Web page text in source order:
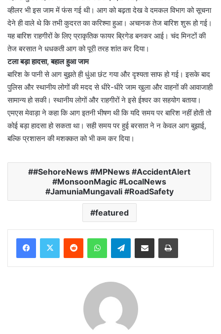
व्हीलर भी इस जाम में फंस गई थी। आग को बढ़ता देख वे दमकल विभाग को सूचना
देने ही वाले थे कि तभी कुदरत का करिश्मा हुआ। अचानक तेज बारिश शुरू हो गई।
यह बारिश राहगीरों के लिए प्राकृतिक फायर ब्रिगेड बनकर आई। चंद मिनटों की
तेज बरसात ने धधकती आग को पूरी तरह शांत कर दिया।
टला बड़ा हादसा, बहाल हुआ जाम
बारिश के पानी से आग बुझते ही धुंआ छंट गया और दृश्यता साफ हो गई। इसके बाद
पुलिस और स्थानीय लोगों की मदद से धीरे-धीरे जाम खुला और वाहनों की आवाजाही
सामान्य हो सकी। स्थानीय लोगों और राहगीरों ने इसे ईश्वर का सहयोग बताया।
एमएस मेवाड़ा ने कहा कि आग इतनी भीषण थी कि यदि समय पर बारिश नहीं होती तो
कोई बड़ा हादसा हो सकता था। सही समय पर हुई बरसात ने न केवल आग बुझाई,
बल्कि प्रशासन की मशक्कत को भी कम कर दिया।
#SehoreNews #MPNews #AccidentAlert
#MonsoonMagic #LocalNews
#JamuniaMungavali #RoadSafety
featured
Telegram